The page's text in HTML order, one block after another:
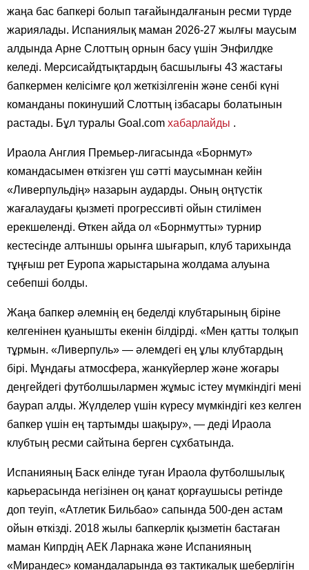
жаңа бас бапкері болып тағайындалғанын ресми түрде
жариялады. Испаниялық маман 2026-27 жылғы маусым
алдында Арне Слоттың орнын басу үшін Энфилдке
келеді. Мерсисайдтықтардың басшылығы 43 жастағы
бапкермен келісімге қол жеткізілгенін және сенбі күні
команданы покинуший Слоттың ізбасары болатынын
растады. Бұл туралы Goal.com хабарлайды .
Ираола Англия Премьер-лигасында «Борнмут»
командасымен өткізген үш сәтті маусымнан кейін
«Ливерпульдің» назарын аударды. Оның оңтүстік
жағалаудағы қызметі прогрессивті ойын стилімен
ерекшеленді. Өткен айда ол «Борнмутты» турнир
кестесінде алтыншы орынға шығарып, клуб тарихында
тұңғыш рет Еуропа жарыстарына жолдама алуына
себепші болды.
Жаңа бапкер әлемнің ең беделді клубтарының біріне
келгенінен қуанышты екенін білдірді. «Мен қатты толқып
тұрмын. «Ливерпуль» — әлемдегі ең ұлы клубтардың
бірі. Мұндағы атмосфера, жанкүйерлер және жоғары
деңгейдегі футболшылармен жұмыс істеу мүмкіндігі мені
баурап алды. Жүлделер үшін күресу мүмкіндігі кез келген
бапкер үшін ең тартымды шақыру», — деді Ираола
клубтың ресми сайтына берген сұхбатында.
Испанияның Баск елінде туған Ираола футболшылық
карьерасында негізінен оң қанат қорғаушысы ретінде
доп теуіп, «Атлетик Бильбао» сапында 500-ден астам
ойын өткізді. 2018 жылы бапкерлік қызметін бастаған
маман Кипрдің АЕК Ларнака және Испанияның
«Мирандес» командаларында өз тактикалық шеберлігін